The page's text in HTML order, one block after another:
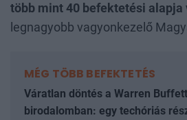
több mint 40 befektetési alapja
legnagyobb vagyonkezelő
MÉG TÖBB BEFEKTETÉS
Váratlan döntés a Warren
birodalomban: egy techóriás